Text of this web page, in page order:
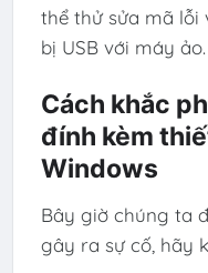
thể thử sửa mã lỗi
bị USB với máy ảo.
Cách khắc
đính kèm
Windows
Bây giờ chúng ta
gây ra sự cố, hãy